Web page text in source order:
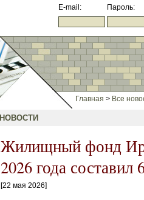
E-mail: Пароль:
Главная > Все
НОВОСТИ
Жилищный фонд
2026 года
22 мая 2026